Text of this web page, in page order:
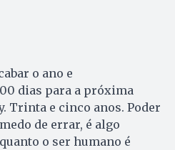
o ano e
dias para a próxima
Trinta e cinco anos. Poder
de errar, é algo
o ser humano é